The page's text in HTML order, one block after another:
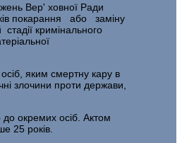
Вер' ховної Ради
покарання або заміну
кримінального
яким смертну кару в
злочини проти держави,
окремих осіб. Актом
25 років.